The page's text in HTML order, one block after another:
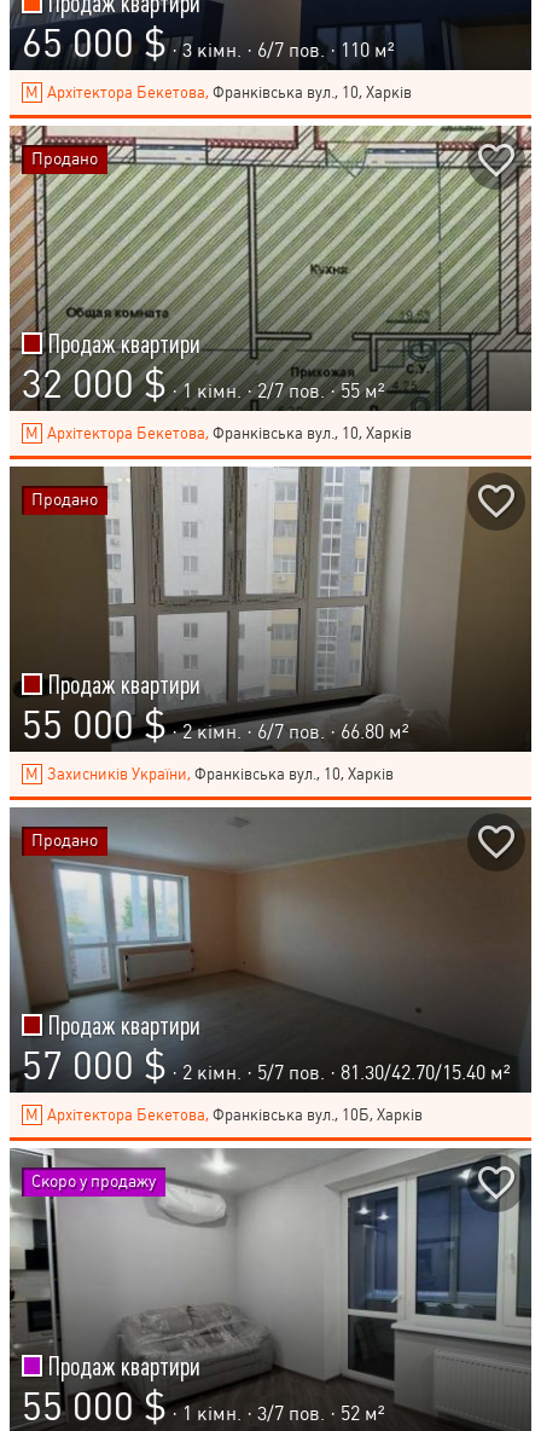
65 000 $ · 3 кімн. · 6/7 пов. · 110 м²
Архітектора Бекетова,Франківська вул., 10, Харків
Продаж квартири
32 000 $ · 1 кімн. ·2/7пов. · 55 м²
Архітектора Бекетова,Франківська вул., 10, Харків
Продано
Продаж квартири
55 000 $ · 2 кімн. · 6/7пов. · 66.80 м²
Захисників України,Франківська вул., 10, Харків
Продано
Продаж квартири
57 000 $ · 2 кімн. · 5/7 пов. · 81.30/42.70/15.40 м²
Архітектора Бекетова,Франківська вул., 10Б, Харків
Продано
Продаж квартири
55 000 $ · 1 кімн. · 3/7 пов. · 52 м²
Скоро у продажу